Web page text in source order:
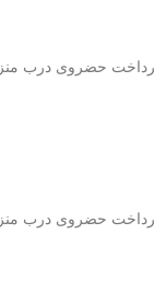
پرداخت حضروی درب
پرداخت حضروی درب